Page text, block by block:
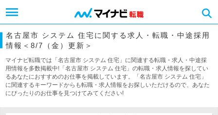
名古屋市 システム 住宅に関する求人・転職・中途採用
情報＜8/7（金）更新＞
マイナビ転職では「名古屋市 システム 住宅」に関連する転職・求人・中途採
用情報を多数掲載中!「名古屋市 システム 住宅」の転職・求人情報を探してい
るあなたにおすすめのお仕事を掲載しています。「名古屋市 システム 住宅」
に関連するキーワードからも転職・求人情報をお探しいただけるので、あなた
にぴったりのお仕事を見つけてみてください!